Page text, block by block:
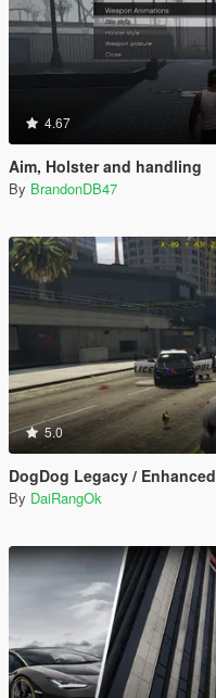
4.67
Aim, Holster and handling
By BrandonDB47
5.0
DogDog Legacy / Enhanced
By DaiRangOk